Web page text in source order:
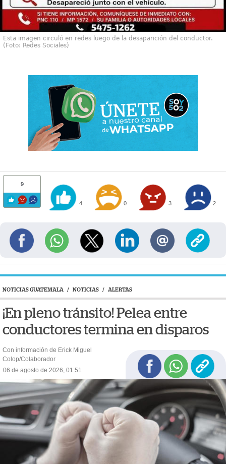
Esta imagen circuló en redes luego de la desaparición del conductor.
(Foto: Redes Sociales)
9
4 0 3 2
NOTICIAS GUATEMALA / NOTICIAS / ALERTAS
¡En pleno tránsito! Pelea entre
conductores termina en disparos
Con información de Erick Miguel
Colop/Colaborador
06 de agosto de 2026, 01:51